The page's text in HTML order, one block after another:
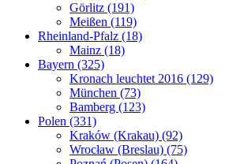
Görlitz (191)
Meißen (119)
Rheinland-Pfalz (18)
Mainz (18)
Bayern (325)
Kronach leuchtet 2016 (129)
München (73)
Bamberg (123)
Polen (331)
Kraków (Krakau) (92)
Wrocław (Breslau) (75)